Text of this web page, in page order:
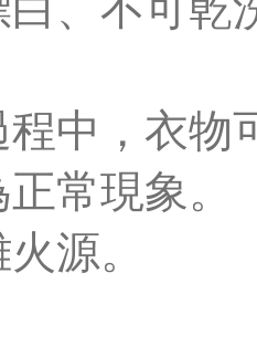
程中，衣物
常現象。
源。